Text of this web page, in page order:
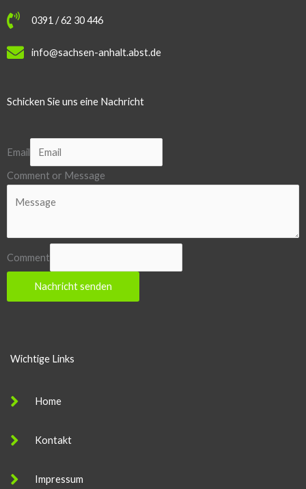
0391 / 62 30 446
info@sachsen-anhalt.abst.de
Schicken Sie uns eine Nachricht
Email
Comment or Message
Comment
Nachricht senden
Wichtige Links
Home
Kontakt
Impressum